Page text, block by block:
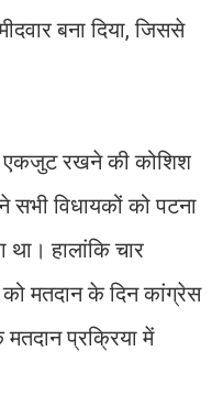
बना दिया, जिससे
एकजुट रखने की कोशिश
सभी विधायकों को पटना
हालांकि चार
को मतदान के दिन कांग्रेस
प्रक्रिया में